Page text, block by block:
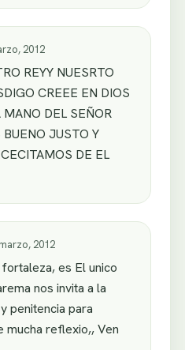
2012
REYY NUESRTO
CREEE EN DIOS
MANO DEL SEÑOR
JUSTO Y
DE EL
2012
es El unico
nos invita a la
penitencia para
mucha reflexio,, Ven